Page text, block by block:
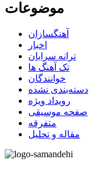
موضوعات
آهنگسازان
اخبار
ترانه سرایان
تک آهنگ ها
خوانندگان
دسته‌بندی نشده
رویداد ویژه
صفحه موسیقی
متفرقه
مقاله و تحلیل